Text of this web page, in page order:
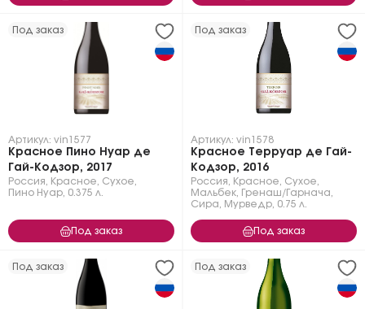
Под заказ
Артикул: vin1577
Красное Пино Нуар де
Гай-Кодзор, 2017
Россия Красное Сухое
Пино Нуар 0.375 л.
Под заказ
Под заказ
Артикул: vin1578
Красное Терруар де Гай-
Кодзор, 2016
Россия Красное Сухое
Мальбек
Гренаш/Гарнача
Сира
Мурведр 0.75 л.
Под заказ
Под заказ Под заказ